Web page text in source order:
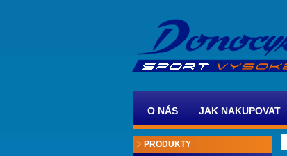
O NÁS JAK NAKUPOVAT
PRODUKTY